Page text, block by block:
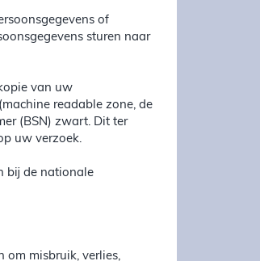
of
sturen naar
van uw
readable zone, de
(BSN) zwart. Dit ter
uw verzoek.
bij de nationale
om misbruik, verlies,